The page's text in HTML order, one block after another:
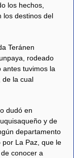
los hechos,
los destinos del
Teránen
rodeado
antes tuvimos la
de la cual
dudó en
y de
departamento
La Paz, que le
conocer a